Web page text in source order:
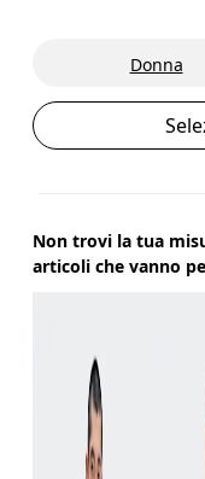
Donna
Non trovi la tua
articoli che vanno